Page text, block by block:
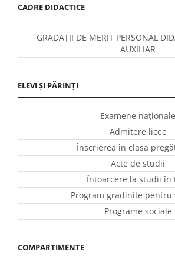
CADRE DIDACTICE
GRADAȚII DE MERIT PERSONAL
AUXILIAR
ELEVI ȘI PĂRINȚI
Examene naționale
Admitere licee
Înscrierea în clasa
Acte de studii
Întoarcere la studii în
Program gradinite pentru
Programe sociale
COMPARTIMENTE